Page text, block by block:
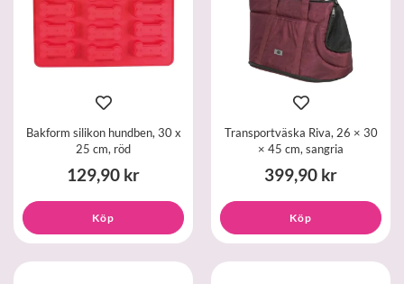
Bakform silikon hundben, 30 x
25 cm, röd
129,90 kr
Köp
Transportväska Riva, 26 × 30
× 45 cm, sangria
399,90 kr
Köp